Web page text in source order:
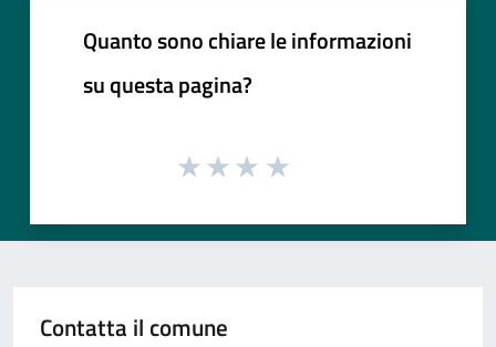
Quanto sono chiare le informazioni
su questa pagina?
Contatta il comune